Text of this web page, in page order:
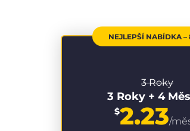
NEJLEPŠÍ NABÍDKA –
3 Roky
3 Roky + 4
$2.23/